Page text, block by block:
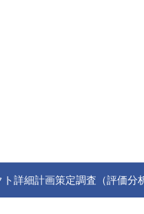
詳細計画策定調査（評価分